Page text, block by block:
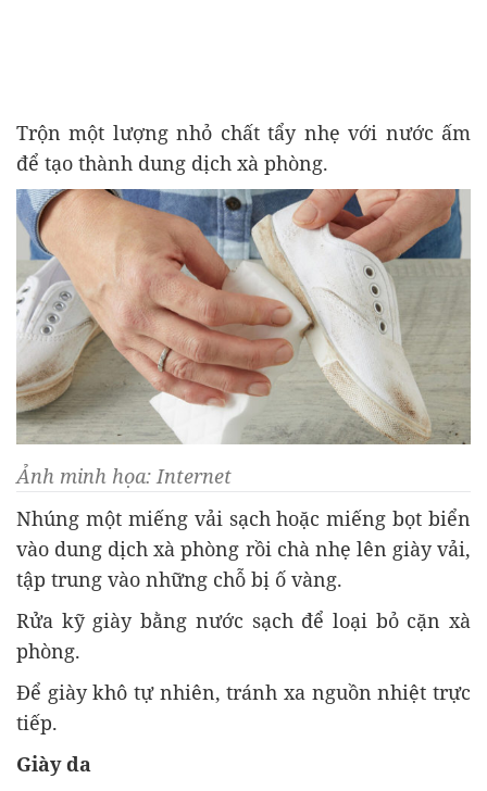
Trộn một lượng nhỏ chất tẩy nhẹ với nước ấm
để tạo thành dung dịch xà phòng.
Ảnh minh họa: Internet
Nhúng một miếng vải sạch hoặc miếng bọt biển
vào dung dịch xà phòng rồi chà nhẹ lên giày vải,
tập trung vào những chỗ bị ố vàng.
Rửa kỹ giày bằng nước sạch để loại bỏ cặn xà
phòng.
Để giày khô tự nhiên, tránh xa nguồn nhiệt trực
tiếp.
Giày da